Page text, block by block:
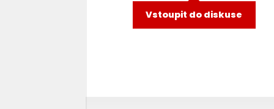
Vstoupit do diskuse